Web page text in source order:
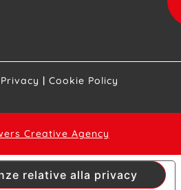
Cookie Policy
Creative Agency
relative alla privacy